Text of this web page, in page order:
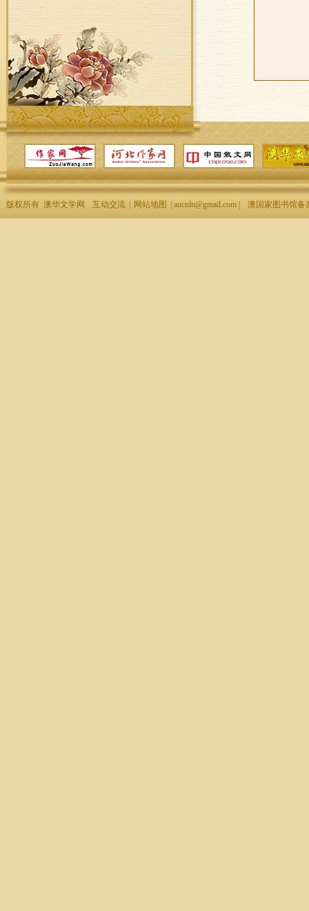
版权所有 澳华文学网 互动交流 网站地图 | aucnln@gmail.com | 澳国家图书馆备